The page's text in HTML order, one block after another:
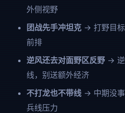
外侧视野
团战先手冲坦克→ 打野目标
前排
逆风还去对面野区反野→ 逆
线，别送额外经济
不打龙也不带线→ 中期没事
兵线压力